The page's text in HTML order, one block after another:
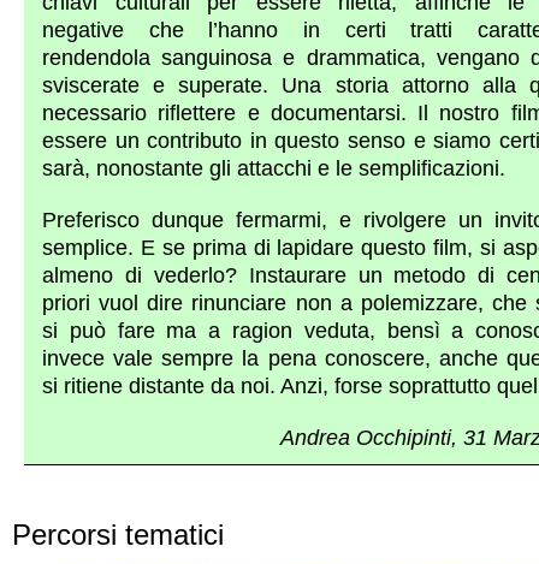
negative che l’hanno in certi tratti
rendendola sanguinosa e drammatica, vengano
sviscerate e superate. Una storia attorno alla
necessario riflettere e documentarsi. Il nostro
essere un contributo in questo senso e siamo
sarà, nonostante gli attacchi e le semplificazioni.
Preferisco dunque fermarmi, e rivolgere un
semplice. E se prima di lapidare questo film, si
almeno di vederlo? Instaurare un metodo di
priori vuol dire rinunciare non a polemizzare, che
si può fare ma a ragion veduta, bensì a
invece vale sempre la pena conoscere, anche
si ritiene distante da noi. Anzi, forse soprattutto
Andrea Occhipinti, 31
Percorsi tematici